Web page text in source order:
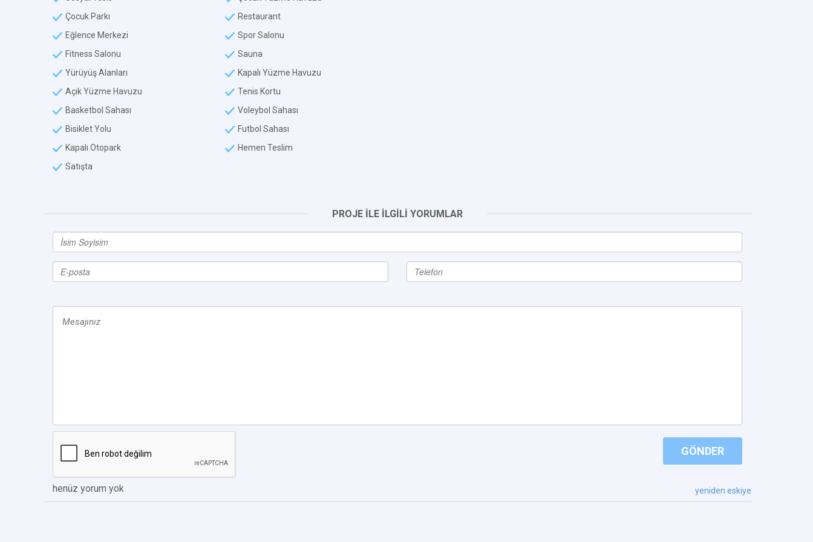
Çocuk Parkı
Restaurant
Eğlence Merkezi
Spor Salonu
Fitness Salonu
Sauna
Yürüyüş Alanları
Kapalı Yüzme Havuzu
Açık Yüzme Havuzu
Tenis Kortu
Basketbol Sahası
Voleybol Sahası
Bisiklet Yolu
Futbol Sahası
Kapalı Otopark
Hemen Teslim
Satışta
PROJE İLE İLGİLİ YORUMLAR
GÖNDER
henüz yorum yok yeniden eskiye